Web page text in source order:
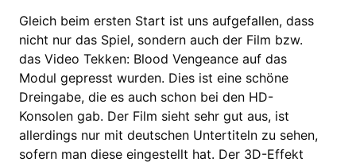
Gleich beim ersten Start ist uns aufgefallen, dass
nicht nur das Spiel, sondern auch der Film bzw.
das Video Tekken: Blood Vengeance auf das
Modul gepresst wurden. Dies ist eine schöne
Dreingabe, die es auch schon bei den HD-
Konsolen gab. Der Film sieht sehr gut aus, ist
allerdings nur mit deutschen Untertiteln zu sehen,
sofern man diese eingestellt hat. Der 3D-Effekt